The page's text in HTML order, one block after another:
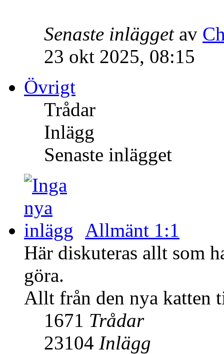
Senaste inläggetav
23 okt 2025, 08:15
Övrigt
Trådar
Inlägg
Senaste inlägget
Allmänt 1:1
Här diskuteras allt som
göra.
Allt från den nya katten
1671 Trådar
23104 Inlägg